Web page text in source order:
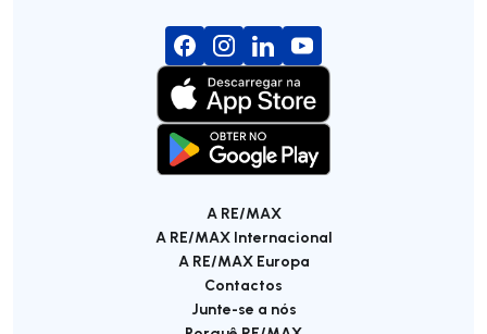
A RE/MAX
A RE/MAX Internacional
A RE/MAX Europa
Contactos
Junte-se a nós